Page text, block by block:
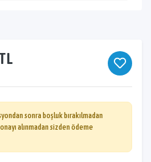
sonra boşluk bırakılmadan
alınmadan sizden ödeme